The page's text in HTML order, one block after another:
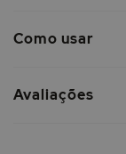
Como usar
Avaliações